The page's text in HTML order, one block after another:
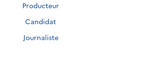
Producteur
Candidat
Journaliste